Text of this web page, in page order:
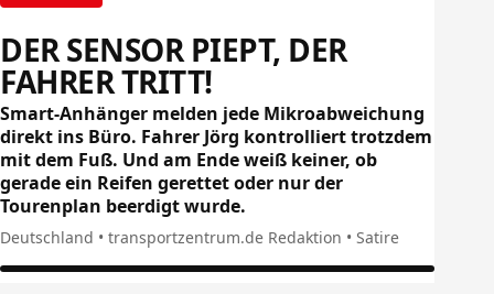
DER SENSOR PIEPT, DER
FAHRER TRITT!
Smart-Anhänger melden jede Mikroabweichung
direkt ins Büro. Fahrer Jörg kontrolliert trotzdem
mit dem Fuß. Und am Ende weiß keiner, ob
gerade ein Reifen gerettet oder nur der
Tourenplan beerdigt wurde.
Deutschland • transportzentrum.de Redaktion • Satire